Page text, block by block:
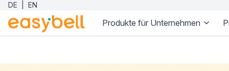
DE EN
Produkte für Unternehmen